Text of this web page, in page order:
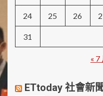
24 25 26
31
« 7
ETtoday 社會新聞